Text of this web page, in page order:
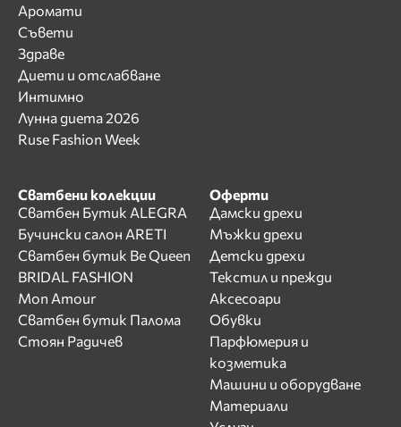
Аромати
Съвети
Здраве
Диети и отслабване
Интимно
Лунна диета 2026
Ruse Fashion Week
Сватбени колекции
Сватбен Бутик ALEGRA
Бучински салон ARETI
Сватбен бутик Be Queen
BRIDAL FASHION
Mon Amour
Сватбен бутик Палома
Стоян Радичев
Оферти
Дамски дрехи
Мъжки дрехи
Детски дрехи
Текстил и прежди
Аксесоари
Обувки
Парфюмерия и
козметика
Машини и оборудване
Материали